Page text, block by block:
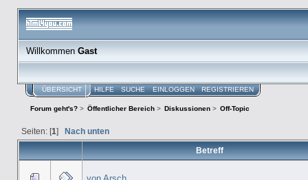
WillkommenGast
ÜBERSICHT HILFE SUCHE EINLOGGEN REGISTRIEREN
Forum geht's?> Öffentlicher Bereich > Diskussionen > Off-Topic
Seiten: [1] Nach unten
Betreff